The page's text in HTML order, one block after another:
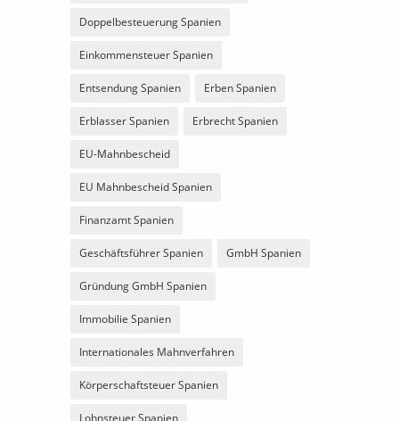
Doppelbesteuerung Spanien
Einkommensteuer Spanien
Entsendung Spanien Erben Spanien
Erblasser Spanien Erbrecht Spanien
EU-Mahnbescheid
EU Mahnbescheid Spanien
Finanzamt Spanien
Geschäftsführer Spanien GmbH Spanien
Gründung GmbH Spanien
Immobilie Spanien
Internationales Mahnverfahren
Körperschaftsteuer Spanien
Lohnsteuer Spanien